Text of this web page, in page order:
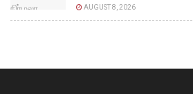
AUGUST 8, 2026